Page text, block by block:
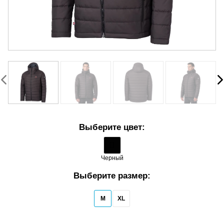
Выберите цвет:
Черный
Выберите размер:
M XL